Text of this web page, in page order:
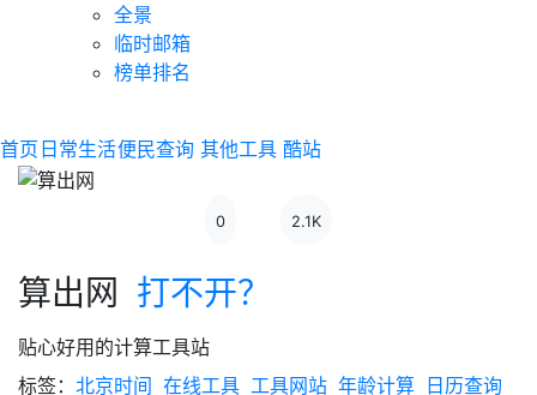
全景
临时邮箱
榜单排名
首页 日常生活便民查询 其他工具 酷站
0 2.1K
算出网 打不开？
贴心好用的计算工具站
标签： 北京时间 在线工具 工具网站 年龄计算 日历查询